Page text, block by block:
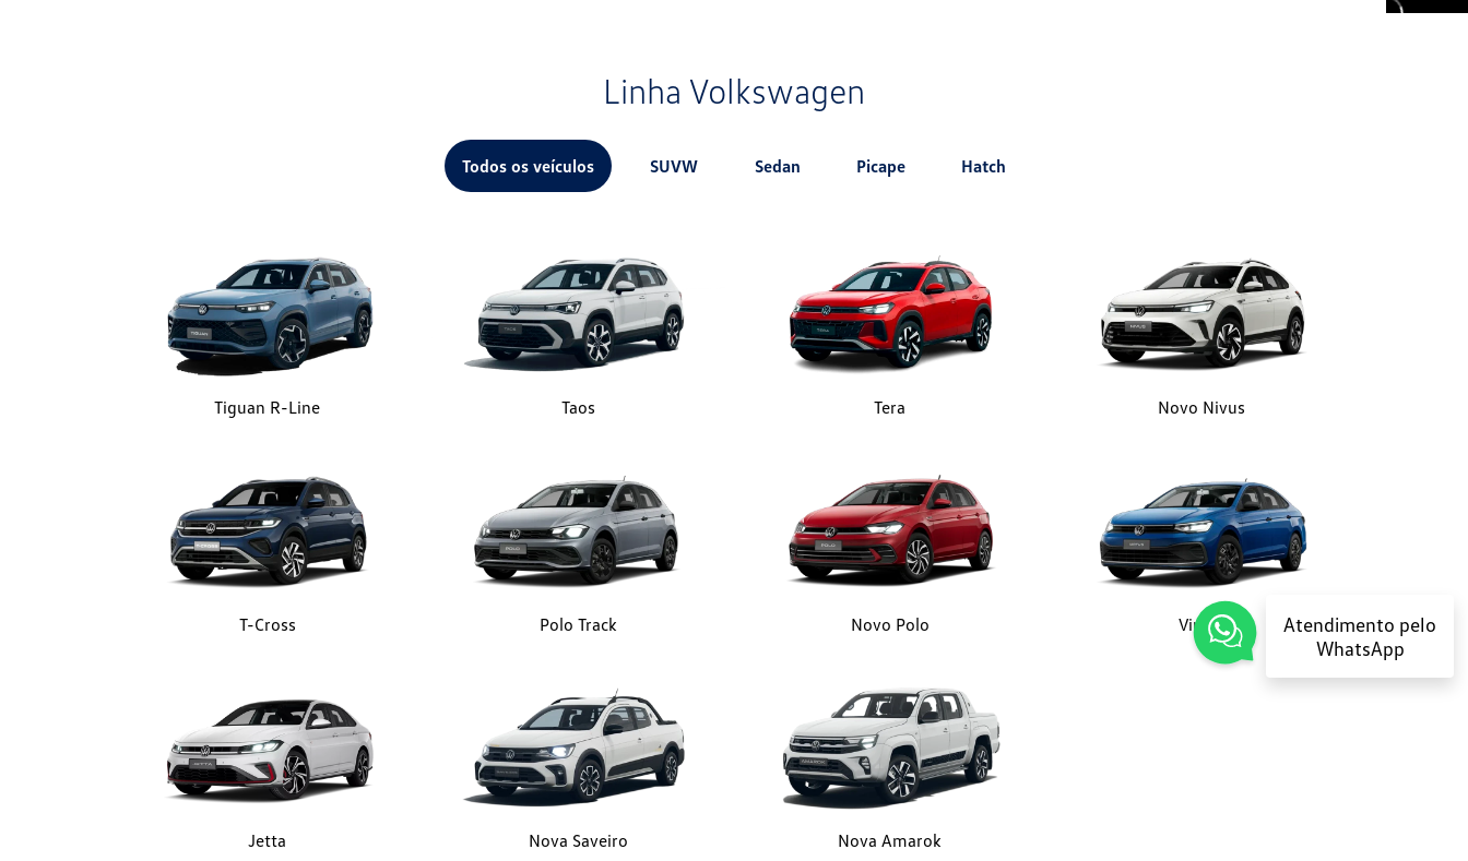
Linha Volkswagen
Todos os veículos SUVW Sedan Picape Hatch
Tiguan R-Line Taos Tera Novo Nivus
T-Cross Polo Track Novo Polo Virtus
Jetta Nova Saveiro Nova Amarok
Atendimento pelo
WhatsApp